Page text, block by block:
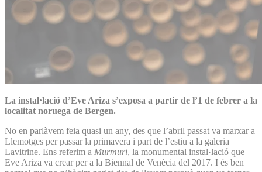
La instal·lació d’Eve Ariza s’exposa a partir de l’1 de febrer a la
localitat noruega de Bergen.
No en parlàvem feia quasi un any, des que l’abril passat va marxar a
Llemotges per passar la primavera i part de l’estiu a la galeria
Lavitrine. Ens referim a Murmuri, la monumental instal·lació que
Eve Ariza va crear per a la Biennal de Venècia del 2017. I és ben